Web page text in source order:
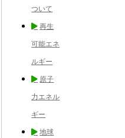
ついて
再生
可能エネ
ルギー
原子
力エネル
ギー
地球